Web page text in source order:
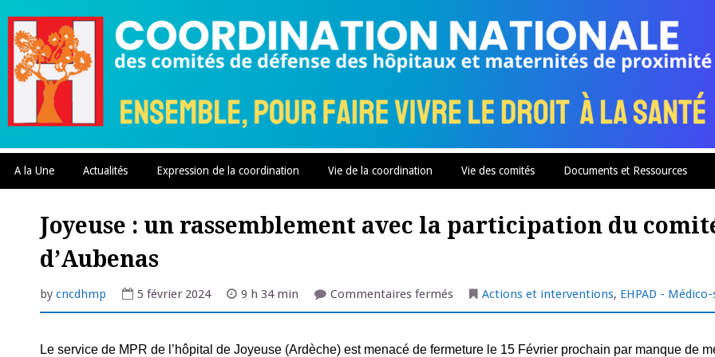
content
A la Une Actualités Expression de la coordination Vie de la coordination Vie des comités Documents et Ressources
Joyeuse : un rassemblement avec la participation du
d’Aubenas
bycncdhmp 5 février 2024 9 h 34 min Commentaires ferméssur
:
avec
Actions et interventions, EHPAD -
Le service de MPR de l’hôpital de Joyeuse (Ardèche) est menacé de fermeture le 15 Février prochain par manque de